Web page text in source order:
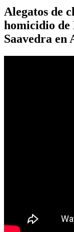
Alegatos de
homicidio de
Saavedra en